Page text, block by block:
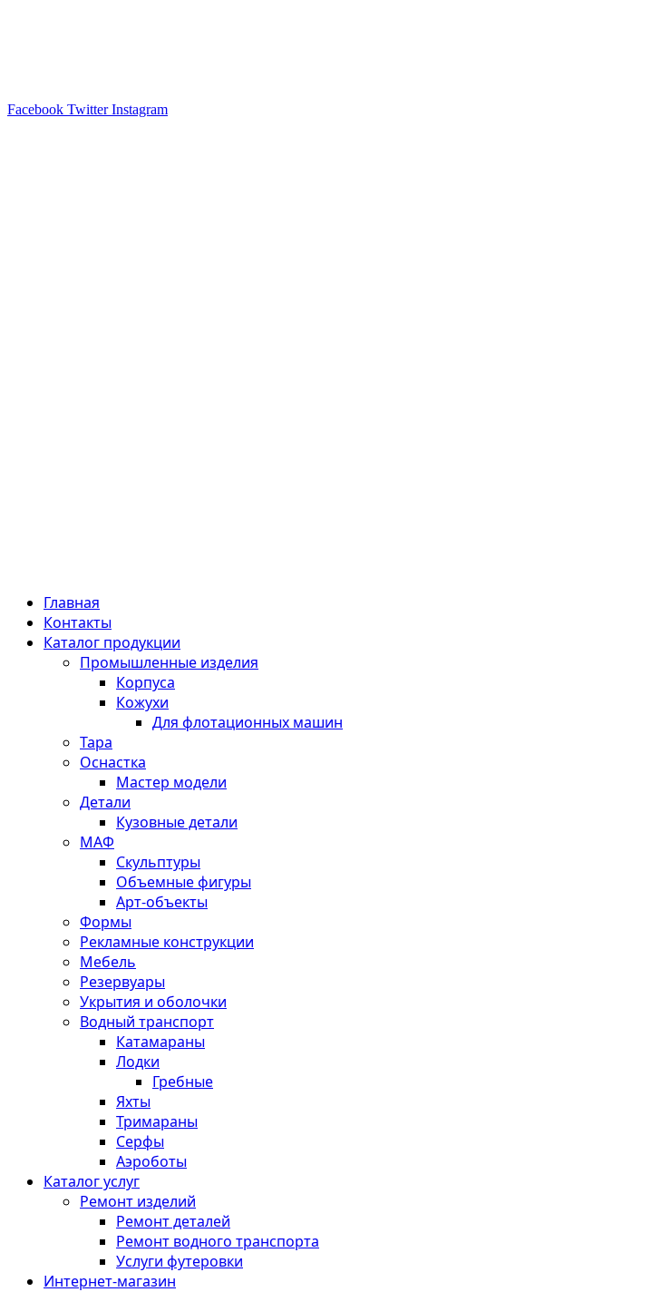
Facebook Twitter Instagram
Главная
Контакты
Каталог продукции
Промышленные изделия
Корпуса
Кожухи
Для флотационных машин
Тара
Оснастка
Мастер модели
Детали
Кузовные детали
МАФ
Скульптуры
Объемные фигуры
Арт-объекты
Формы
Рекламные конструкции
Мебель
Резервуары
Укрытия и оболочки
Водный транспорт
Катамараны
Лодки
Гребные
Яхты
Тримараны
Серфы
Аэроботы
Каталог услуг
Ремонт изделий
Ремонт деталей
Ремонт водного транспорта
Услуги футеровки
Интернет-магазин